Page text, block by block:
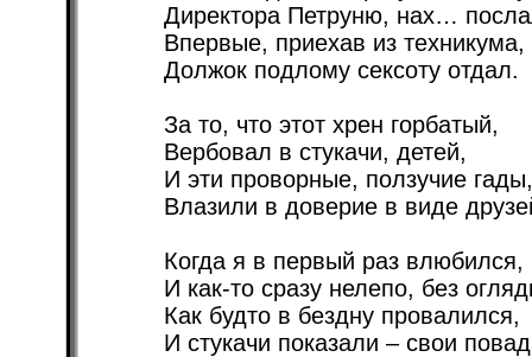
Директора Петруню, нах…
Впервые, приехав из техникума,
Должок подлому сексоту отдал.
За то, что этот хрен горбатый,
Вербовал в стукачи, детей,
И эти проворные, ползучие гады,
Влазили в доверие в виде
Когда я в первый раз влюбился,
И как-то сразу нелепо, без
Как будто в бездну провалился,
И стукачи показали – свои